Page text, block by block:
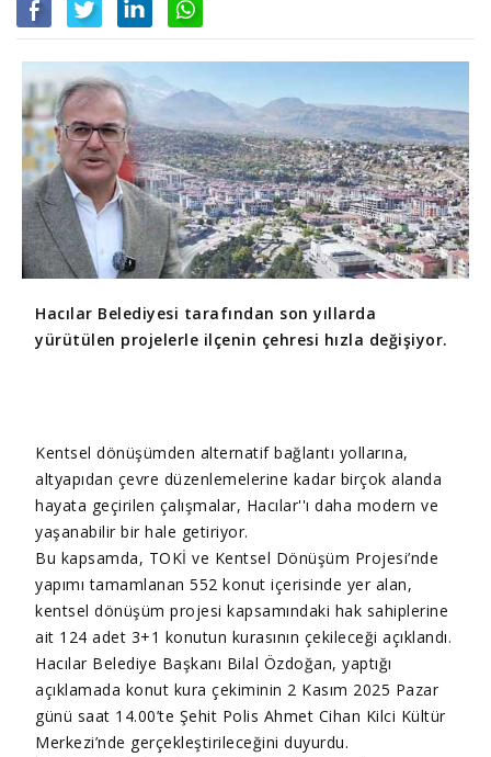
Hacılar Belediyesi tarafından son yıllarda
yürütülen projelerle ilçenin çehresi hızla değişiyor.
Kentsel dönüşümden alternatif bağlantı yollarına,
altyapıdan çevre düzenlemelerine kadar birçok alanda
hayata geçirilen çalışmalar, Hacılar''ı daha modern ve
yaşanabilir bir hale getiriyor.
Bu kapsamda, TOKİ ve Kentsel Dönüşüm Projesi’nde
yapımı tamamlanan 552 konut içerisinde yer alan,
kentsel dönüşüm projesi kapsamındaki hak sahiplerine
ait 124 adet 3+1 konutun kurasının çekileceği açıklandı.
Hacılar Belediye Başkanı Bilal Özdoğan, yaptığı
açıklamada konut kura çekiminin 2 Kasım 2025 Pazar
günü saat 14.00’te Şehit Polis Ahmet Cihan Kilci Kültür
Merkezi’nde gerçekleştirileceğini duyurdu.